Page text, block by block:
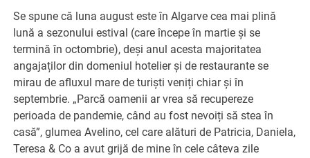
Se spune că luna august este în Algarve cea mai plină
lună a sezonului estival (care începe în martie și se
termină în octombrie), deși anul acesta majoritatea
angajaților din domeniul hotelier și de restaurante se
mirau de afluxul mare de turiști veniți chiar și în
septembrie. „Parcă oamenii ar vrea să recupereze
perioada de pandemie, când au fost nevoiți să stea în
casă”, glumea Avelino, cel care alături de Patricia, Daniela,
Teresa & Co a avut grijă de mine în cele câteva zile